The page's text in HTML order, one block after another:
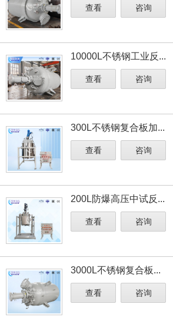
查看 咨询
10000L不锈钢工业反...
查看 咨询
300L不锈钢复合板加...
查看 咨询
200L防爆高压中试反...
查看 咨询
3000L不锈钢复合板...
查看 咨询